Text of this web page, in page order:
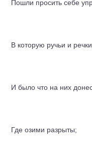
Пошли просить себе
В которую ручьи и
И было что на них
Где озими разрыты;